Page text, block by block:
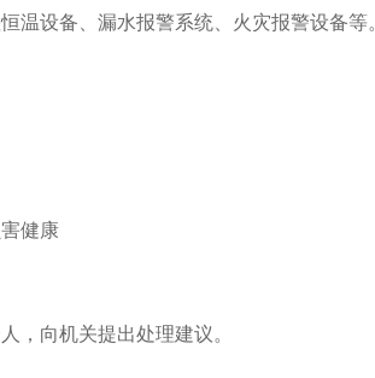
温设备、漏水报警系统、火灾报警设备等。
健康
向机关提出处理建议。